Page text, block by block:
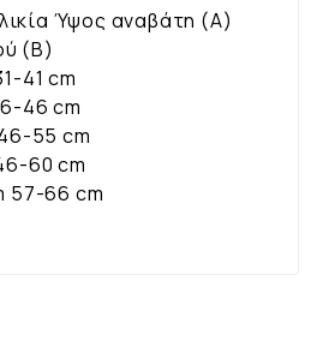
Ύψος αναβάτη (Α)
(Β)
41 cm
46 cm
55 cm
60 cm
57-66 cm